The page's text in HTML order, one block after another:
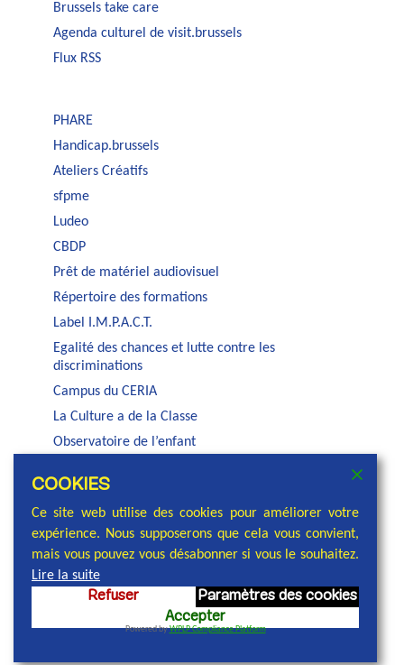
Brussels take care
Agenda culturel de visit.brussels
Flux RSS
PHARE
Handicap.brussels
Ateliers Créatifs
sfpme
Ludeo
CBDP
Prêt de matériel audiovisuel
Répertoire des formations
Label I.M.P.A.C.T.
Egalité des chances et lutte contre les
discriminations
Campus du CERIA
La Culture a de la Classe
Observatoire de l’enfant
Service PSE de la COCOF
© 2026 Commission communautaire française,
réalisation et conception : Cellule communication
COOKIES
Ce site web utilise des cookies pour améliorer votre
expérience. Nous supposerons que cela vous convient,
mais vous pouvez vous désabonner si vous le souhaitez.
Lire la suite
Refuser
Paramètres des cookies
Accepter
Powered byWPLP Compliance Platform